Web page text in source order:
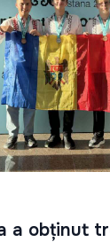
a obținut